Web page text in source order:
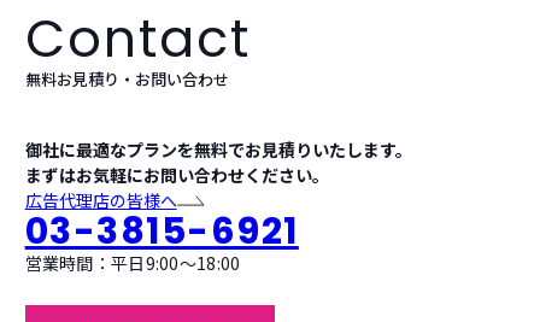
Contact
無料お見積り・お問い合わせ
御社に最適なプランを無料でお見積りいたします。
まずはお気軽にお問い合わせください。
広告代理店の皆様へ
03-3815-6921
営業時間：平日9:00〜18:00